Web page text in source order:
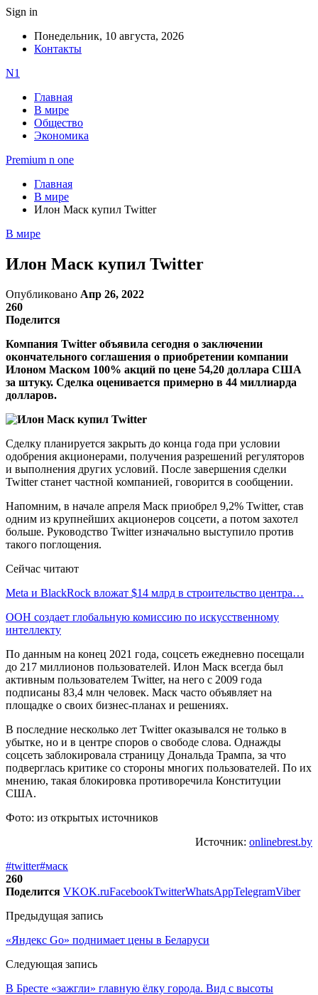
Sign in
Понедельник, 10 августа, 2026
Контакты
N1
Главная
В мире
Общество
Экономика
Premium n one
Главная
В мире
Илон Маск купил Twitter
В мире
Илон Маск купил Twitter
Опубликовано Апр 26, 2022
260
Поделится
Компания Twitter объявила сегодня о заключении
окончательного соглашения о приобретении компании
Илоном Маском 100% акций по цене 54,20 доллара США
за штуку. Сделка оценивается примерно в 44 миллиарда
долларов.
Сделку планируется закрыть до конца года при условии
одобрения акционерами, получения разрешений регуляторов
и выполнения других условий. После завершения сделки
Twitter станет частной компанией, говорится в сообщении.
Напомним, в начале апреля Маск приобрел 9,2% Twitter, став
одним из крупнейших акционеров соцсети, а потом захотел
больше. Руководство Twitter изначально выступило против
такого поглощения.
Сейчас читают
Meta и BlackRock вложат $14 млрд в строительство центра…
ООН создает глобальную комиссию по искусственному
интеллекту
По данным на конец 2021 года, соцсеть ежедневно посещали
до 217 миллионов пользователей. Илон Маск всегда был
активным пользователем Twitter, на него с 2009 года
подписаны 83,4 млн человек. Маск часто объявляет на
площадке о своих бизнес-планах и решениях.
В последние несколько лет Twitter оказывался не только в
убытке, но и в центре споров о свободе слова. Однажды
соцсеть заблокировала страницу Дональда Трампа, за что
подверглась критике со стороны многих пользователей. По их
мнению, такая блокировка противоречила Конституции
США.
Фото: из открытых источников
Источник: onlinebrest.by
#twitter#маск
260
Поделится VKOK.ruFacebookTwitterWhatsAppTelegramViber
Предыдущая запись
«Яндекс Go» поднимает цены в Беларуси
Следующая запись
В Бресте «зажгли» главную ёлку города. Вид с высоты